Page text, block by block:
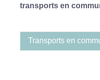
transports en
Transports en